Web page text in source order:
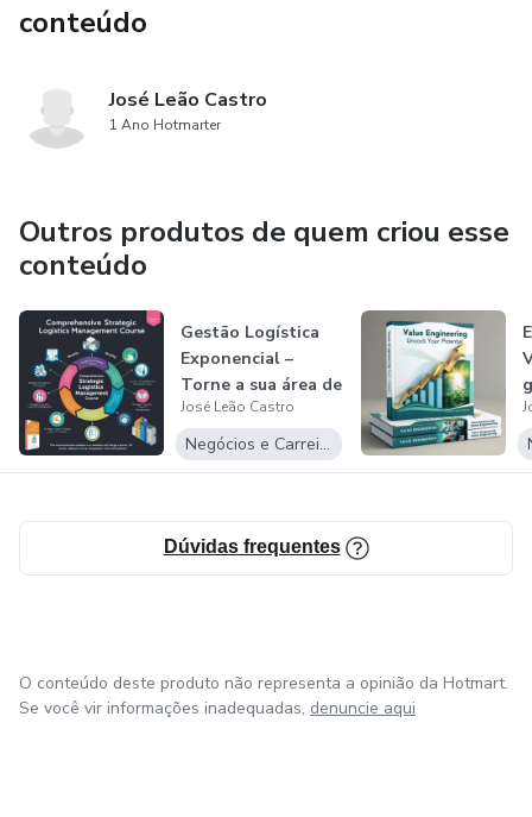
conteúdo
José Leão Castro
1 Ano Hotmarter
Outros produtos de quem criou esse
conteúdo
Gestão Logística
Exponencial –
Torne a sua área de
Logística...
José Leão Castro
Negócios e Carreira
Dúvidas frequentes
O conteúdo deste produto não representa a opinião da Hotmart.
Se você vir informações inadequadas, denuncie aqui